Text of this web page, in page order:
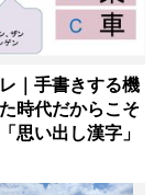
｜手書きする機
時代だからこそ
思い出し漢字」